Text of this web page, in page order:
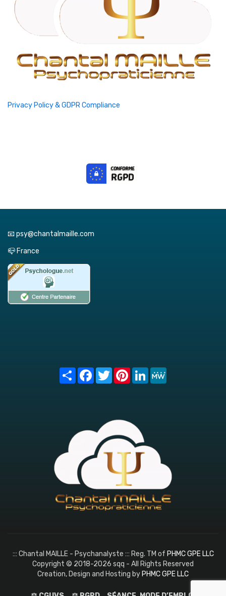
Privacy Policy & GDPR Compliance
📧 psy@chantalmaille.com
📪 France
Share FacebookTwitterPinterest
LinkedIn
::: Chantal MAILLE - Psychanalyste ::: Reg. TM of PHMC GPE LLC
Copyright © 2018-2026 sqq - All Rights Reserved
Creation, Design and Hosting byPHMC GPE LLC